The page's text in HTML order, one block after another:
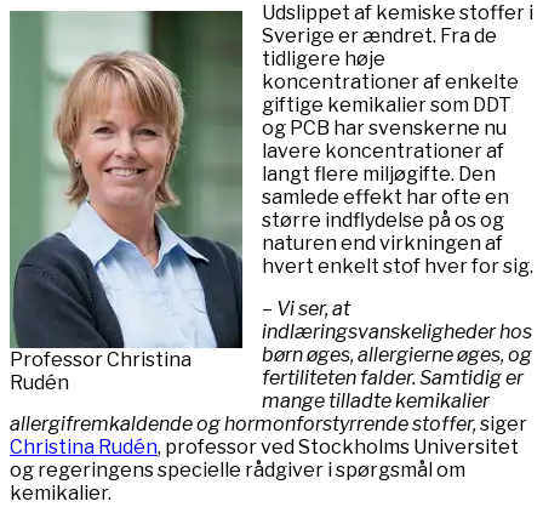
Professor Christina
Rudén
Udslippet af kemiske stoffer i
Sverige er ændret. Fra de
tidligere høje
koncentrationer af enkelte
giftige kemikalier som DDT
og PCB har svenskerne nu
lavere koncentrationer af
langt flere miljøgifte. Den
samlede effekt har ofte en
større indflydelse på os og
naturen end virkningen af ​​
hvert enkelt stof hver for sig.
– Vi ser, at
indlæringsvanskeligheder hos
børn øges, allergierne øges, og
fertiliteten falder. Samtidig er
mange tilladte kemikalier
allergifremkaldende og hormonforstyrrende stoffer,siger
Christina Rudén, professor ved Stockholms Universitet
og regeringens specielle rådgiver i spørgsmål om
kemikalier.